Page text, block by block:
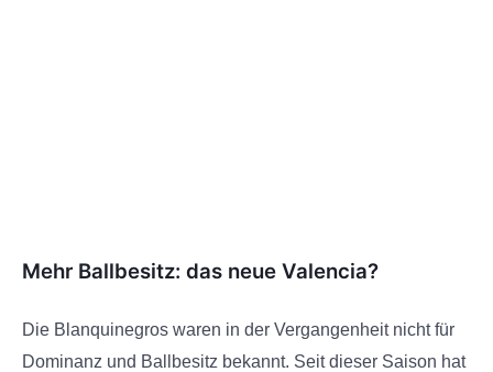
Mehr Ballbesitz: das neue Valencia?
Die Blanquinegros waren in der Vergangenheit nicht für
Dominanz und Ballbesitz bekannt. Seit dieser Saison hat